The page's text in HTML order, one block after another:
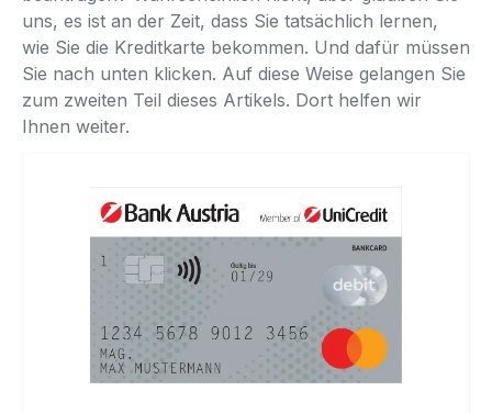
uns, es ist an der Zeit, dass Sie tatsächlich lernen,
wie Sie die Kreditkarte bekommen. Und dafür müssen
Sie nach unten klicken. Auf diese Weise gelangen Sie
zum zweiten Teil dieses Artikels. Dort helfen wir
Ihnen weiter.